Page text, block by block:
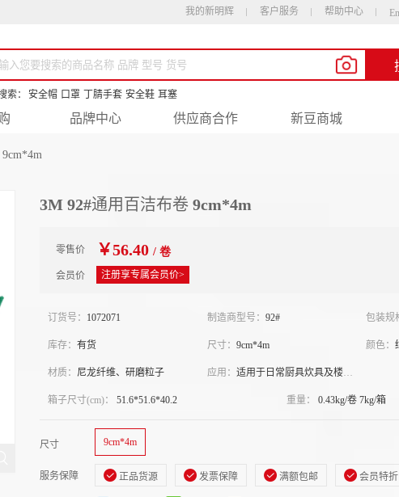
我的新明辉 客户服务 帮助中心
索： 安全帽 口罩 丁腈手套 安全鞋 耳塞
品牌中心 供应商合作 新豆商城
3M 92#通用百洁布卷 9cm*4m
零售价 ￥56.40 / 卷
会员价 注册享专属会员价>
订货号： 1072071 制造商型号： 92# 包装规
库存： 有货 尺寸： 9cm*4m 颜色：
材质： 尼龙纤维、研磨粒子 应用： 适用于日常厨具炊具及楼宇
箱子尺寸(cm)：
51.6*51.6*40.2 重量： 0.43kg/卷 7kg/箱
尺寸 9cm*4m
服务保障 正品货源 发票保障 满额包邮 会员特折